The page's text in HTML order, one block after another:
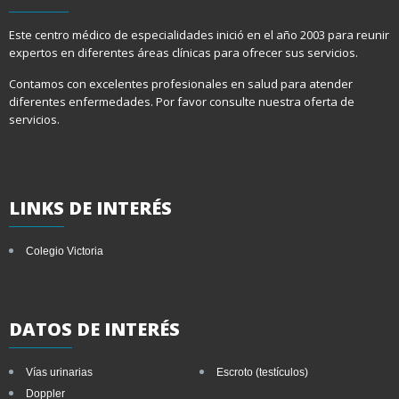
Este centro médico de especialidades inició en el año 2003 para reunir
expertos en diferentes áreas clínicas para ofrecer sus servicios.
Contamos con excelentes profesionales en salud para atender
diferentes enfermedades. Por favor consulte nuestra oferta de
servicios.
LINKS DE INTERÉS
Colegio Victoria
DATOS DE INTERÉS
Vías urinarias
Escroto (testículos)
Doppler